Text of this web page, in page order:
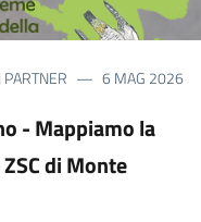
6 MAG 2026
- Mappiamo la
di Monte